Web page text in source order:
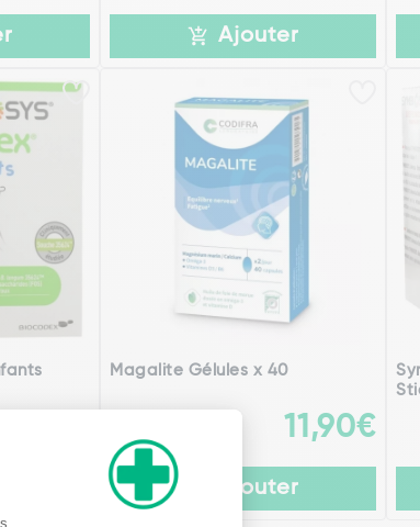
Ajouter
Magalite Gélules x 40
11,90€
Ajouter